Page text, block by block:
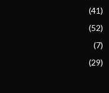
(41)
(52)
(7)
(29)